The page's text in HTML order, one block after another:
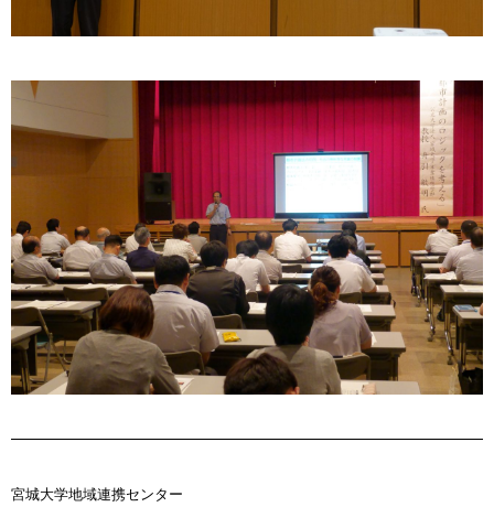
宮城大学地域連携センター